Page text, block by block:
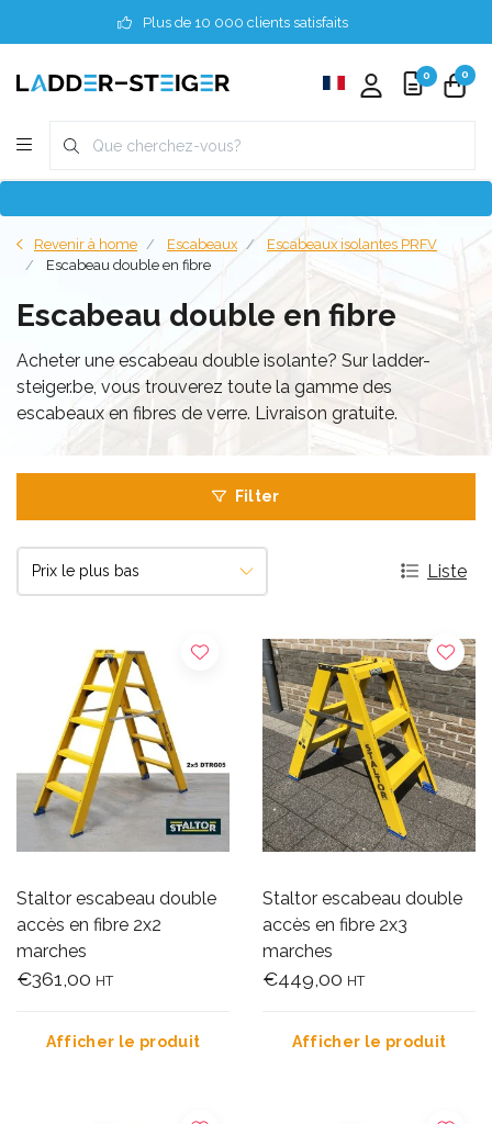
Plus de 10 000 clients satisfaits
0 0
Revenir à home Escabeaux
Escabeaux isolantes PRFV
Escabeau double en fibre
Escabeau double en fibre
Acheter une escabeau double isolante? Sur ladder-
steiger.be, vous trouverez toute la gamme des
escabeaux en fibres de verre. Livraison gratuite.
Filter
Liste
Staltor escabeau double
accès en fibre 2x2
marches
€361,00 HT
Afficher le produit
Staltor escabeau double
accès en fibre 2x3
marches
€449,00 HT
Afficher le produit